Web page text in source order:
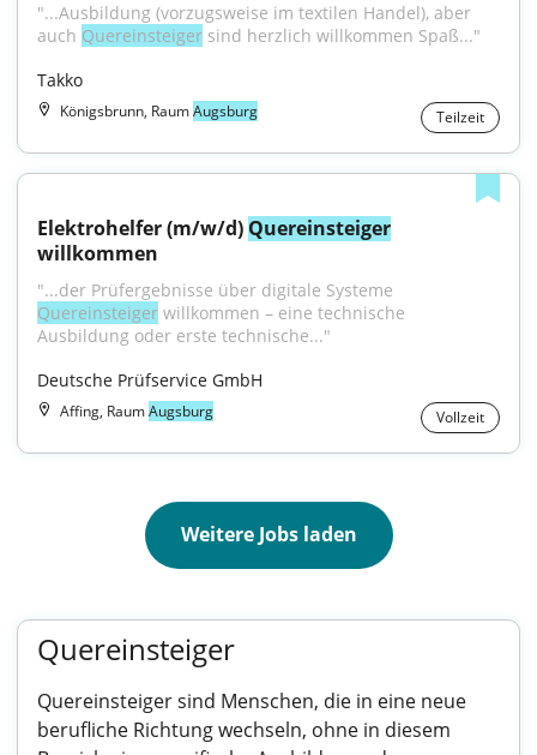
"...Ausbildung (vorzugsweise im textilen Handel), aber
auch Quereinsteiger sind herzlich willkommen Spaß..."
Takko
Königsbrunn, RaumAugsburg Teilzeit
Elektrohelfer (m/w/d) Quereinsteiger
willkommen
Quereinsteiger willkommen – eine technische
Ausbildung oder erste technische..."
Deutsche Prüfservice GmbH
Affing, RaumAugsburg Vollzeit
Weitere Jobs laden
Quereinsteiger
Quereinsteiger sind Menschen, die in eine neue
berufliche Richtung wechseln, ohne in diesem